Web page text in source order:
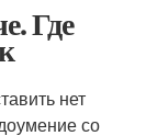
Где
нет
со